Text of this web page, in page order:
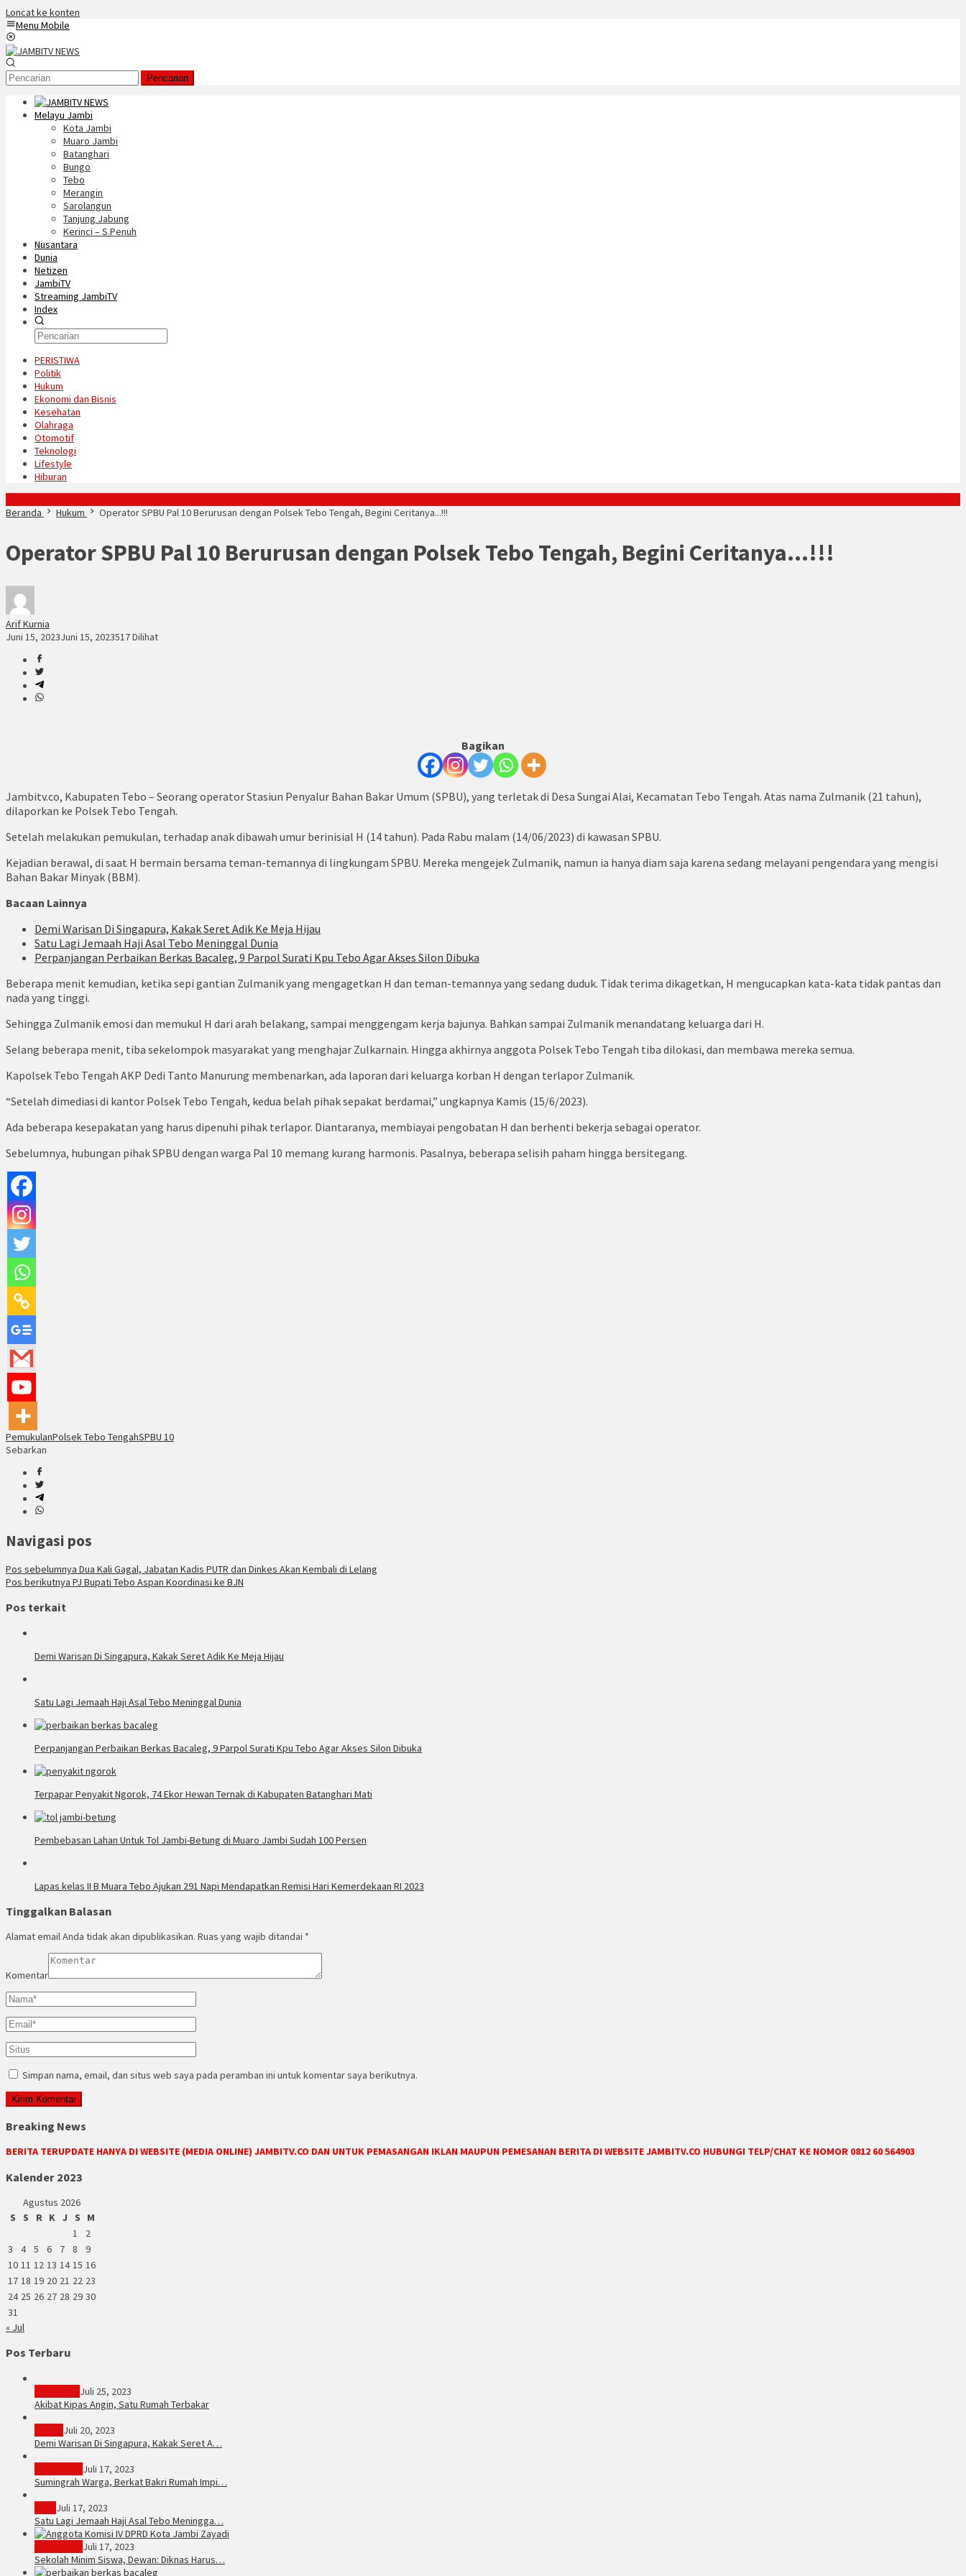
Loncat ke konten
Menu Mobile
Pencarian
Melayu Jambi
Kota Jambi
Muaro Jambi
Batanghari
Bungo
Tebo
Merangin
Sarolangun
Tanjung Jabung
Kerinci – S.Penuh
Nusantara
Dunia
Netizen
JambiTV
Streaming JambiTV
Index
PERISTIWA
Politik
Hukum
Ekonomi dan Bisnis
Kesehatan
Olahraga
Otomotif
Teknologi
Lifestyle
Hiburan
Beranda
Hukum Operator SPBU Pal 10 Berurusan dengan Polsek Tebo Tengah, Begini Ceritanya...!!!
Operator SPBU Pal 10 Berurusan dengan Polsek Tebo Tengah, Begini Ceritanya…!!!
Arif Kurnia
Juni 15, 2023Juni 15, 2023517 Dilihat
Bagikan
Jambitv.co, Kabupaten Tebo – Seorang operator Stasiun Penyalur Bahan Bakar Umum (SPBU), yang terletak di Desa Sungai Alai, Kecamatan Tebo Tengah. Atas nama Zulmanik (21 tahun),
dilaporkan ke Polsek Tebo Tengah.
Setelah melakukan pemukulan, terhadap anak dibawah umur berinisial H (14 tahun). Pada Rabu malam (14/06/2023) di kawasan SPBU.
Kejadian berawal, di saat H bermain bersama teman-temannya di lingkungam SPBU. Mereka mengejek Zulmanik, namun ia hanya diam saja karena sedang melayani pengendara yang mengisi
Bahan Bakar Minyak (BBM).
Bacaan Lainnya
Demi Warisan Di Singapura, Kakak Seret Adik Ke Meja Hijau
Satu Lagi Jemaah Haji Asal Tebo Meninggal Dunia
Perpanjangan Perbaikan Berkas Bacaleg, 9 Parpol Surati Kpu Tebo Agar Akses Silon Dibuka
Beberapa menit kemudian, ketika sepi gantian Zulmanik yang mengagetkan H dan teman-temannya yang sedang duduk. Tidak terima dikagetkan, H mengucapkan kata-kata tidak pantas dan
nada yang tinggi.
Sehingga Zulmanik emosi dan memukul H dari arah belakang, sampai menggengam kerja bajunya. Bahkan sampai Zulmanik menandatang keluarga dari H.
Selang beberapa menit, tiba sekelompok masyarakat yang menghajar Zulkarnain. Hingga akhirnya anggota Polsek Tebo Tengah tiba dilokasi, dan membawa mereka semua.
Kapolsek Tebo Tengah AKP Dedi Tanto Manurung membenarkan, ada laporan dari keluarga korban H dengan terlapor Zulmanik.
“Setelah dimediasi di kantor Polsek Tebo Tengah, kedua belah pihak sepakat berdamai,” ungkapnya Kamis (15/6/2023).
Ada beberapa kesepakatan yang harus dipenuhi pihak terlapor. Diantaranya, membiayai pengobatan H dan berhenti bekerja sebagai operator.
Sebelumnya, hubungan pihak SPBU dengan warga Pal 10 memang kurang harmonis. Pasalnya, beberapa selisih paham hingga bersitegang.
PemukulanPolsek Tebo TengahSPBU 10
Sebarkan
Navigasi pos
Pos sebelumnya Dua Kali Gagal, Jabatan Kadis PUTR dan Dinkes Akan Kembali di Lelang
Pos berikutnya PJ Bupati Tebo Aspan Koordinasi ke BJN
Pos terkait
Demi Warisan Di Singapura, Kakak Seret Adik Ke Meja Hijau
Satu Lagi Jemaah Haji Asal Tebo Meninggal Dunia
Perpanjangan Perbaikan Berkas Bacaleg, 9 Parpol Surati Kpu Tebo Agar Akses Silon Dibuka
Terpapar Penyakit Ngorok, 74 Ekor Hewan Ternak di Kabupaten Batanghari Mati
Pembebasan Lahan Untuk Tol Jambi-Betung di Muaro Jambi Sudah 100 Persen
Lapas kelas II B Muara Tebo Ajukan 291 Napi Mendapatkan Remisi Hari Kemerdekaan RI 2023
Tinggalkan Balasan
Alamat email Anda tidak akan dipublikasikan. Ruas yang wajib ditandai *
Komentar
Simpan nama, email, dan situs web saya pada peramban ini untuk komentar saya berikutnya.
Breaking News
BERITA TERUPDATE HANYA DI WEBSITE (MEDIA ONLINE) JAMBITV.CO DAN UNTUK PEMASANGAN IKLAN MAUPUN PEMESANAN BERITA DI WEBSITE JAMBITV.CO HUBUNGI TELP/CHAT KE NOMOR 0812 60 564903
Kalender 2023
Agustus 2026
S
S R K J S
M
1
2
3
4 5 6 7 8
9
10 11 12 13 14 15 16
17 18 19 20 21 22 23
24 25 26 27 28 29 30
31
« Jul
Pos Terbaru
Juli 25, 2023
Akibat Kipas Angin, Satu Rumah Terbakar
Juli 20, 2023
Demi Warisan Di Singapura, Kakak Seret A…
Juli 17, 2023
Sumingrah Warga, Berkat Bakri Rumah Impi…
Juli 17, 2023
Satu Lagi Jemaah Haji Asal Tebo Meningga…
Juli 17, 2023
Sekolah Minim Siswa, Dewan: Diknas Harus…